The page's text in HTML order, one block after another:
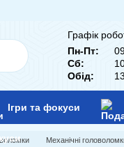
Графік
Пн-Пт:
Сб:
Обід:
Ігри та фокуси
Механічні